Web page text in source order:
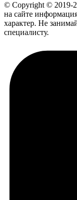
© Copyright © 2019-
на сайте
характер. Не
специалисту.